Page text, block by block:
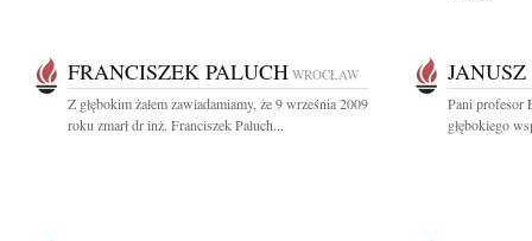
FRANCISZEK PALUCH WROCŁAW
Z głębokim żalem zawiadamiamy, że 9 września 2009
roku zmarł dr inż. Franciszek Paluch...
Pani profesor
głębokiego